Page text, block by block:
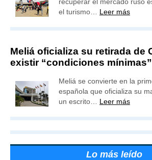
el turismo… Leer más
Meliá oficializa su retirada de
existir “condiciones mínimas”
Meliá se convierte en la
española que oficializa su
un escrito… Leer más
Lo más leído